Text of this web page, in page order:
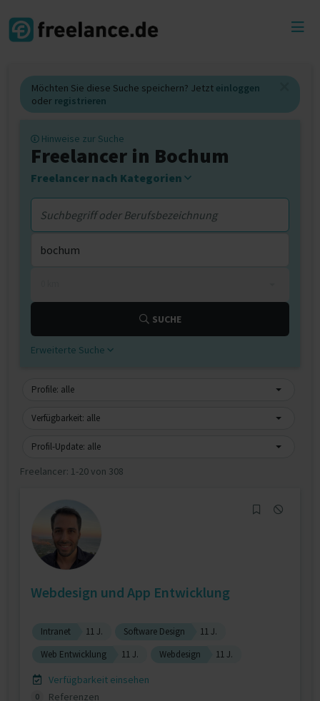
Möchten Sie diese Suche speichern? Jetzt einloggen
oder registrieren
Hinweise zur Suche
Freelancer in Bochum
Freelancer nach Kategorien
SUCHE
Erweiterte Suche
Profile: alle
Verfügbarkeit: alle
Profil-Update: alle
Freelancer: 1-20 von 308
Webdesign und App Entwicklung
Intranet 11 J. Software Design
11 J.
Web Entwicklung
11 J. Webdesign 11 J.
Verfügbarkeit einsehen
0
Referenzen